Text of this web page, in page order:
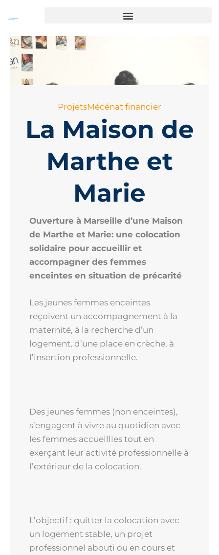
content
emmanuel.tesson 11 January 2024
ProjetsMécénat financier
La Maison de
Marthe et
Marie
Ouverture à Marseille d’une Maison
de Marthe et Marie: une colocation
solidaire pour accueillir et
accompagner des femmes
enceintes en situation de précarité
Les jeunes femmes enceintes
reçoivent un accompagnement à la
maternité, à la recherche d’un
logement, d’une place en crèche, à
l’insertion professionnelle.
Des jeunes femmes (non enceintes),
s’engagent à vivre au quotidien avec
les femmes accueillies tout en
exerçant leur activité professionnelle à
l’extérieur de la colocation.
L’objectif : quitter la colocation avec
un logement stable, un projet
professionnel abouti ou en cours et